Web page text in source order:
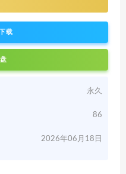
载
永久
86
2026年06月18日